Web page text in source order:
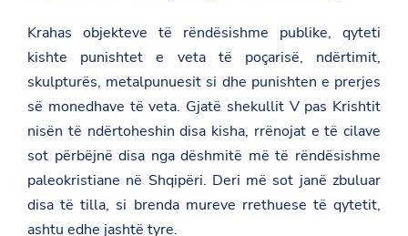
Krahas objekteve të rëndësishme publike, qyteti
kishte punishtet e veta të poçarisë, ndërtimit,
skulpturës, metalpunuesit si dhe punishten e prerjes
së monedhave të veta. Gjatë shekullit V pas Krishtit
nisën të ndërtoheshin disa kisha, rrënojat e të cilave
sot përbëjnë disa nga dëshmitë më të rëndësishme
paleokristiane në Shqipëri. Deri më sot janë zbuluar
disa të tilla, si brenda mureve rrethuese të qytetit,
ashtu edhe jashtë tyre.